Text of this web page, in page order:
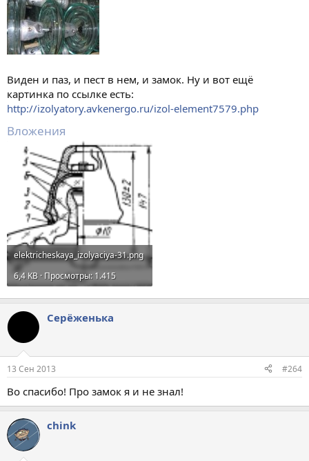
Виден и паз, и пест в нем, и замок. Ну и вот ещё
картинка по ссылке есть:
http://izolyatory.avkenergo.ru/izol-element7579.php
Вложения
elektricheskaya_izolyaciya-31.png
6,4 KB · Просмотры: 1.415
Серёженька
13 Сен 2013 #264
Во спасибо! Про замок я и не знал!
chink